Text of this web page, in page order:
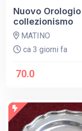
Nuovo
collezionismo
MATINO
ca 3 giorni fa
70.0